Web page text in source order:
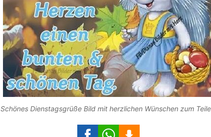
Schönes Dienstagsgrüße Bild mit herzlichen Wünschen zum